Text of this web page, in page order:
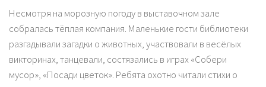
Несмотря на морозную погоду в выставочном зале
собралась тёплая компания. Маленькие гости библиотеки
разгадывали загадки о животных, участвовали в весёлых
викторинах, танцевали, состязались в играх «Собери
мусор», «Посади цветок». Ребята охотно читали стихи о